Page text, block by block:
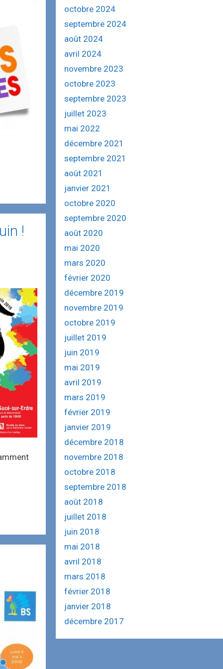
!
r
:
octobre 2024
septembre 2024
août 2024
avril 2024
novembre 2023
octobre 2023
septembre 2023
juillet 2023
mai 2022
décembre 2021
septembre 2021
août 2021
janvier 2021
octobre 2020
septembre 2020
août 2020
mai 2020
mars 2020
février 2020
décembre 2019
novembre 2019
octobre 2019
juillet 2019
juin 2019
mai 2019
avril 2019
mars 2019
février 2019
janvier 2019
décembre 2018
novembre 2018
octobre 2018
septembre 2018
août 2018
juillet 2018
juin 2018
mai 2018
avril 2018
mars 2018
février 2018
janvier 2018
décembre 2017